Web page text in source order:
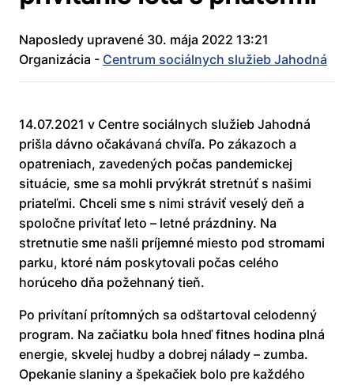
Naposledy upravené 30. mája 2022 13:21
Organizácia - Centrum sociálnych služieb Jahodná
14.07.2021 v Centre sociálnych služieb Jahodná
prišla dávno očakávaná chvíľa. Po zákazoch a
opatreniach, zavedených počas pandemickej
situácie, sme sa mohli prvýkrát stretnúť s našimi
priateľmi. Chceli sme s nimi stráviť veselý deň a
spoločne privítať leto – letné prázdniny. Na
stretnutie sme našli príjemné miesto pod stromami
parku, ktoré nám poskytovali počas celého
horúceho dňa požehnaný tieň.
Po privítaní prítomných sa odštartoval celodenný
program. Na začiatku bola hneď fitnes hodina plná
energie, skvelej hudby a dobrej nálady – zumba.
Opekanie slaniny a špekačiek bolo pre každého